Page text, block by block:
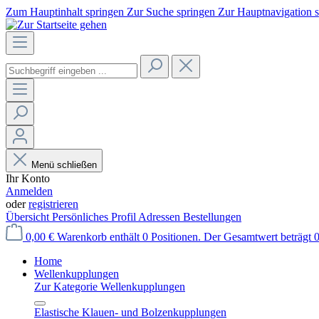
Zum Hauptinhalt springen Zur Suche springen Zur Hauptnavigation
Menü schließen
Ihr Konto
Anmelden
oderregistrieren
Übersicht Persönliches Profil Adressen Bestellungen
0,00 € Warenkorb enthält 0 Positionen. Der Gesamtwert beträgt
Home
Wellenkupplungen
Zur Kategorie Wellenkupplungen
Elastische Klauen- und Bolzenkupplungen